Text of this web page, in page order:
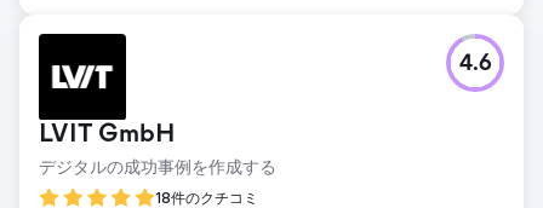
加 オーガニック セッションは 90% 増加 オーガニック ユー
ザーは 91% 増加 ユーザー数は 93% 増加 新規ユーザーはオ
ーガニック経由で 88% 増加
エージェンシーページに移動
LVIT GmbH
デジタルの成功事例を作成する
18件のクチコミ
4.6